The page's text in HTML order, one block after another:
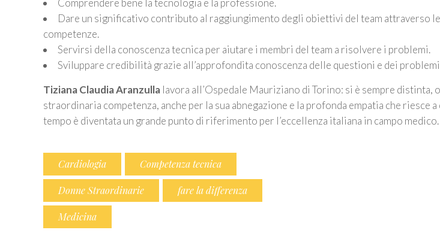
Comprendere bene la tecnologia e la professione.
Dare un significativo contributo al raggiungimento degli obiettivi del team attraverso
competenze.
Servirsi della conoscenza tecnica per aiutare i membri del team a risolvere i problemi.
Sviluppare credibilità grazie all’approfondita conoscenza delle questioni e dei
Tiziana Claudia Aranzulla lavora all’Ospedale Mauriziano di Torino: si è sempre distinta,
straordinaria competenza, anche per la sua abnegazione e la profonda empatia che riesce
tempo è diventata un grande punto di riferimento per l’eccellenza italiana in campo medico.
Cardiologia Competenza tecnica
Donne Straordinarie fare la differenza
Medicina